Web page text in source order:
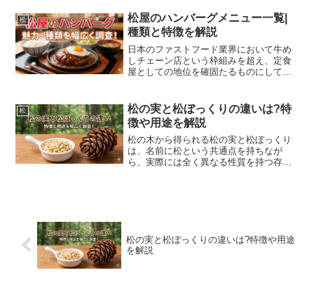
が高まる中、松の湯落合もあらためて注
目を集めるようになってきた。...
松
松屋のハンバーグメニュー一覧|
種類と特徴を解説
日本のファストフード業界において牛め
しチェーン店という枠組みを超え、定食
屋としての地位を確固たるものにしてい
ら圧倒的な支持を集め続けているのが洋
食の定番でもある肉料理の...
松
松の実と松ぼっくりの違いは?特
徴や用途を解説
松の木から得られる松の実と松ぼっくり
は、名前に松という共通点を持ちなが
ら、実際には全く異なる性質を持つ存在
松の実と松ぼっくりの違いは?特徴や用途
を解説